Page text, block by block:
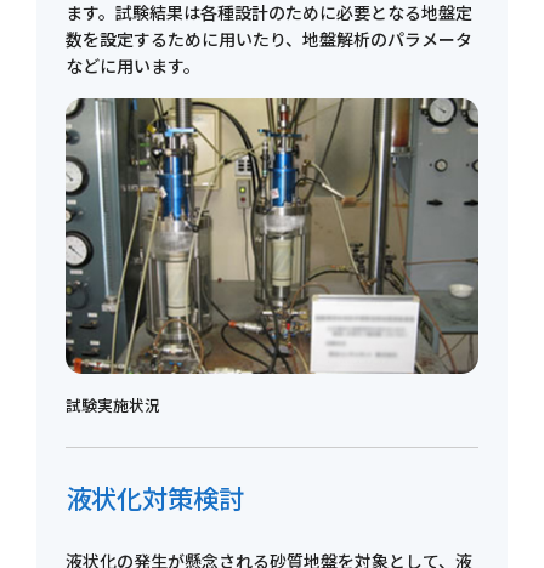
ます。試験結果は各種設計のために必要となる地盤定
数を設定するために用いたり、地盤解析のパラメータ
などに用います。
試験実施状況
液状化対策検討
液状化の発生が懸念される砂質地盤を対象として、液